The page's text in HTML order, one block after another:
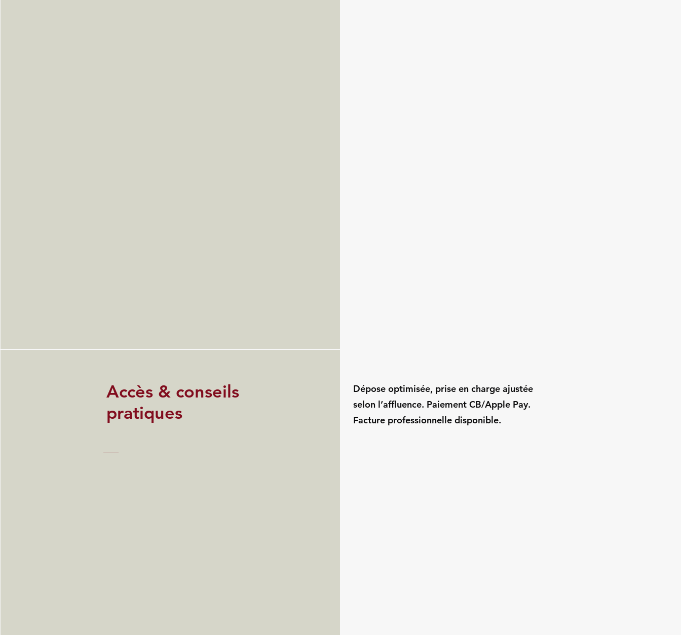
Accès & conseils
pratiques
Dépose optimisée, prise en charge ajustée
selon l’affluence. Paiement CB/Apple Pay.
Facture professionnelle disponible.